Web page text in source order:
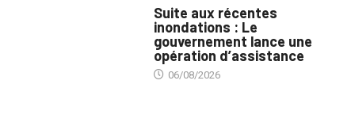
Suite aux récentes
inondations : Le
gouvernement lance une
opération d’assistance
06/08/2026